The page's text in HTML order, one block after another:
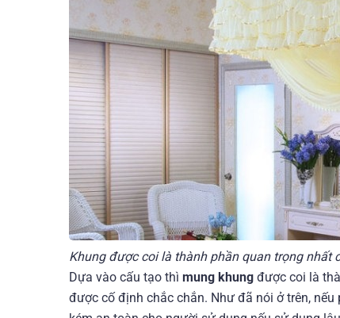
Khung được coi là thành phần quan trọng nhất
Dựa vào cấu tạo thì mung khung được coi là
được cố định chắc chắn. Như đã nói ở trên,